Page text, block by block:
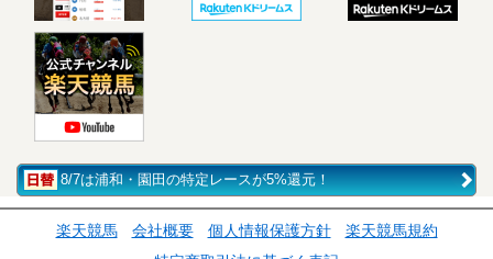
8/7は浦和・園田の特定レースが5%還元！
楽天競馬 会社概要 個人情報保護方針
楽天競馬規約